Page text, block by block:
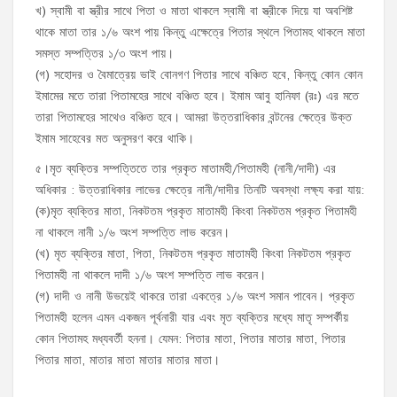
খ) স্বামী বা স্ত্রীর সাথে পিতা ও মাতা থাকলে স্বামী বা স্ত্রীকে দিয়ে যা অবশিষ্ট
থাকে মাতা তার ১/৬ অংশ পায় কিন্তু এক্ষেত্রে পিতার স্থলে পিতামহ থাকলে মাতা
সমস্ত সম্পত্তির ১/৩ অংশ পায়।
(গ) সহোদর ও বৈমাত্রেয় ভাই বোনগণ পিতার সাথে বঞ্চিত হবে, কিন্তু কোন কোন
ইমামের মতে তারা পিতামহের সাথে বঞ্চিত হবে। ইমাম আবু হানিফা (রঃ) এর মতে
তারা পিতামহের সাথেও বঞ্চিত হবে। আমরা উত্তরাধিকার বন্টনের ক্ষেত্রে উক্ত
ইমাম সাহেবের মত অনুসরণ করে থাকি।
৫।মৃত ব্যক্তির সম্পত্তিতে তার প্রকৃত মাতামহী/পিতামহী (নানী/দাদী) এর
অধিকার : উত্তরাধিকার লাভের ক্ষেত্রে নানী/দাদীর তিনটি অবস্থা লক্ষ্য করা যায়:
(ক)মৃত ব্যক্তির মাতা, নিকটতম প্রকৃত মাতামহী কিংবা নিকটতম প্রকৃত পিতামহী
না থাকলে নানী ১/৬ অংশ সম্পত্তি লাভ করেন।
(খ) মৃত ব্যক্তির মাতা, পিতা, নিকটতম প্রকৃত মাতামহী কিংবা নিকটতম প্রকৃত
পিতামহী না থাকলে দাদী ১/৬ অংশ সম্পত্তি লাভ করেন।
(গ) দাদী ও নানী উভয়েই থাকরে তারা একত্রে ১/৬ অংশ সমান পাবেন। প্রকৃত
পিতামহী হলেন এমন একজন পূর্বনারী যার এবং মৃত ব্যক্তির মধ্যে মাতৃ সম্পর্কীয়
কোন পিতামহ মধ্যবর্তী হননা। যেমন: পিতার মাতা, পিতার মাতার মাতা, পিতার
পিতার মাতা, মাতার মাতা মাতার মাতার মাতা।